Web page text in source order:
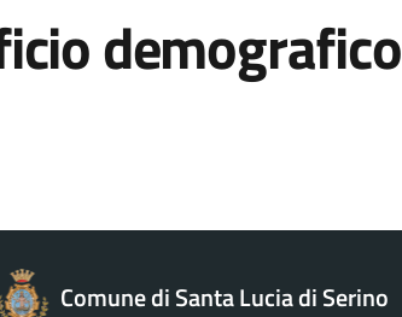
demografico
Comune di Santa Lucia di Serino